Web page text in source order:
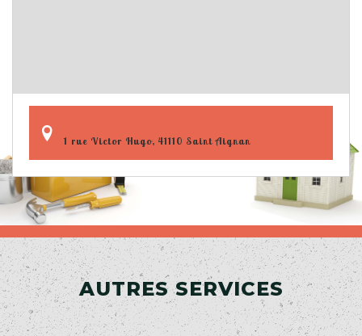
1 rue Victor Hugo, 41110 Saint Aignan
AUTRES SERVICES